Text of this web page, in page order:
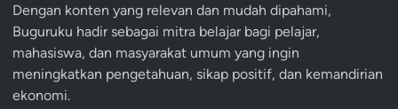
Dengan konten yang relevan dan mudah dipahami,
Buguruku hadir sebagai mitra belajar bagi pelajar,
mahasiswa, dan masyarakat umum yang ingin
meningkatkan pengetahuan, sikap positif, dan kemandirian
ekonomi.